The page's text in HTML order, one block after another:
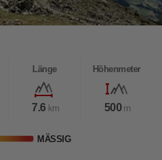
Länge
7.6 km
Höhenmeter
500 m
MÄSSIG